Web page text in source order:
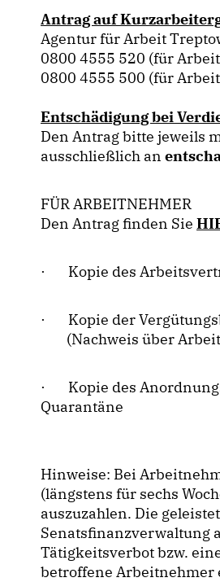
Antrag auf
Agentur für Arbeit
0800 4555 520 (für
0800 4555 500 (für
Entschädigung bei
Den Antrag bitte jeweils
ausschließlich an
FÜR ARBEITNEHMER
Den Antrag finden Sie
· Kopie des
· Kopie der
(Nachweis über
· Kopie des
Quarantäne
Hinweise: Bei
(längstens für sechs
auszuzahlen. Die
Senatsfinanzverwaltung
Tätigkeitsverbot bzw.
betroffene Arbeitnehmer